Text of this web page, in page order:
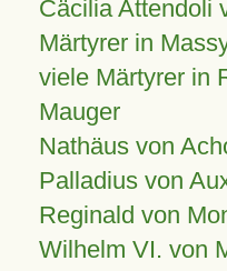
Cäcilia Attendoli
Märtyrer in
viele Märtyrer in
Mauger
Nathäus von
Palladius von
Reginald von
Wilhelm VI. von